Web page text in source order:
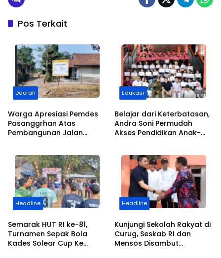
Pos Terkait
Daerah
Warga Apresiasi Pemdes
Pasanggrhan Atas
Pembangunan Jalan
Edukasi
Belajar dari Keterbatasan,
Andra Soni Permudah
Akses Pendidikan Anak-
Headline
Semarak HUT RI ke-81,
Turnamen Sepak Bola
Kades Solear Cup Ke
Headline
Kunjungi Sekolah Rakyat di
Curug, Seskab RI dan
Mensos Disambut